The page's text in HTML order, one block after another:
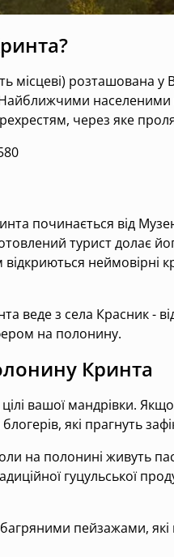
місцеві) розташована у
Найближчими
через яке
починається від
турист долає
відкриються
веде з села Красник -
на полонину.
Кринта
вашої мандрівки.
які прагнуть
на полонині живуть
гуцульської
пейзажами, які